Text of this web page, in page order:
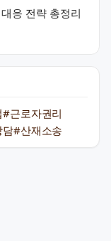
응 전략 총정리
#근로자권리
담#산재소송